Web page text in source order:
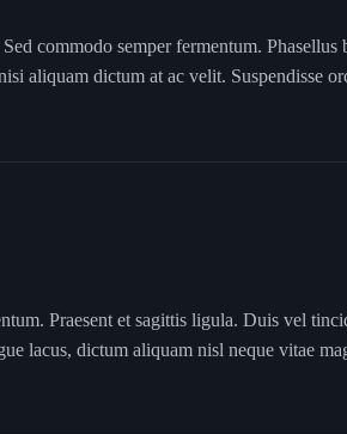
commodo semper fermentum.
aliquam dictum at ac velit. Suspendisse
Praesent et sagittis ligula. Duis vel
lacus, dictum aliquam nisl neque vitae